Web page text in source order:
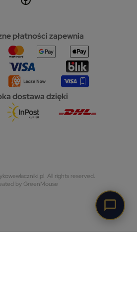
płatności zapewnia
dostawa dzięki
All rights reserved.
by GreenMouse